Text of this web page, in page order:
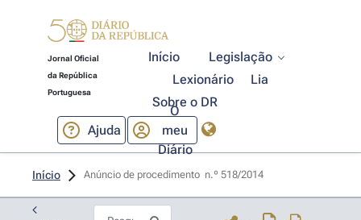
Jornal Oficial
da República
Portuguesa
Início
Legislação
Lexionário
Lia
Sobre o DR
Ajuda
O
meu
Diário
Início Anúncio de procedimento  n.º 518/2014